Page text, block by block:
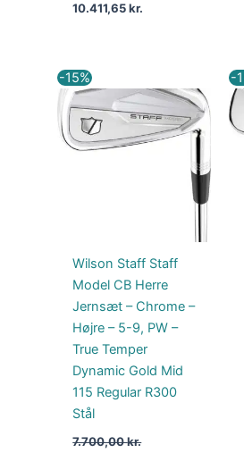
10.411,65kr.
-15%
Wilson Staff Staff
Model CB Herre
Jernsæt – Chrome –
Højre – 5-9, PW –
True Temper
Dynamic Gold Mid
115 Regular R300
Stål
7.700,00kr.
Den
oprindelige
pris
var:
7.700,00 kr..
aktuelle
pris
er:
6.545,00 kr..
-